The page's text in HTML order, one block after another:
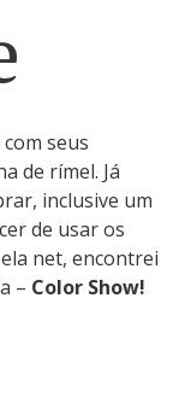
seus
de rímel. Já
inclusive um
de usar os
net, encontrei
– Color Show!